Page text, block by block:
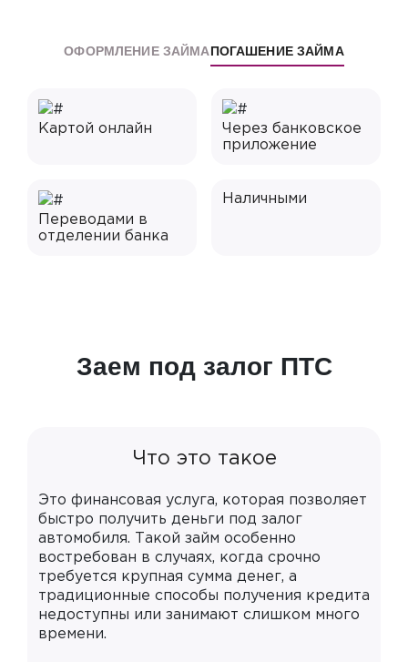
ОФОРМЛЕНИЕ ЗАЙМАПОГАШЕНИЕ ЗАЙМА
Картой онлайн
Через банковское
приложение
Переводами в
отделении банка
Наличными
Заем под залог ПТС
Что это такое
Это финансовая услуга, которая позволяет
быстро получить деньги под залог
автомобиля. Такой займ особенно
востребован в случаях, когда срочно
требуется крупная сумма денег, а
традиционные способы получения кредита
недоступны или занимают слишком много
времени.